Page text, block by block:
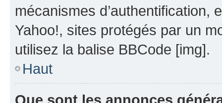
mécanismes d’authentification,
Yahoo!, sites protégés par un
utilisez la balise BBCode [img].
Haut
Que sont les annonces